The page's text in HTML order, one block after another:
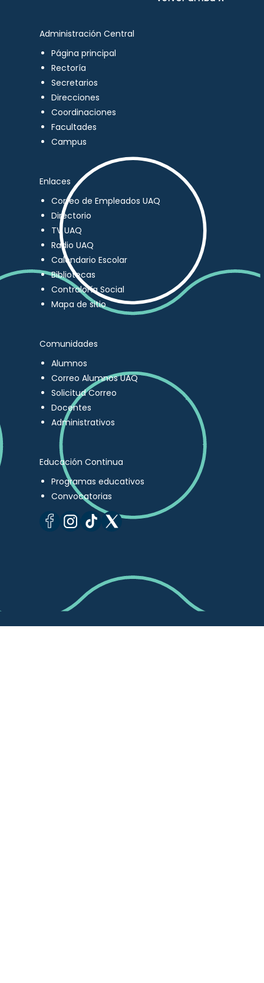
Administración Central
Página principal
Rectoría
Secretarios
Direcciones
Coordinaciones
Facultades
Campus
Enlaces
Correo de Empleados UAQ
Directorio
TV UAQ
Radio UAQ
Calendario Escolar
Bibliotecas
Contraloría Social
Mapa de sitio
Comunidades
Alumnos
Correo Alumnos UAQ
Solicitud Correo
Docentes
Administrativos
Educación Continua
Programas educativos
Convocatorias